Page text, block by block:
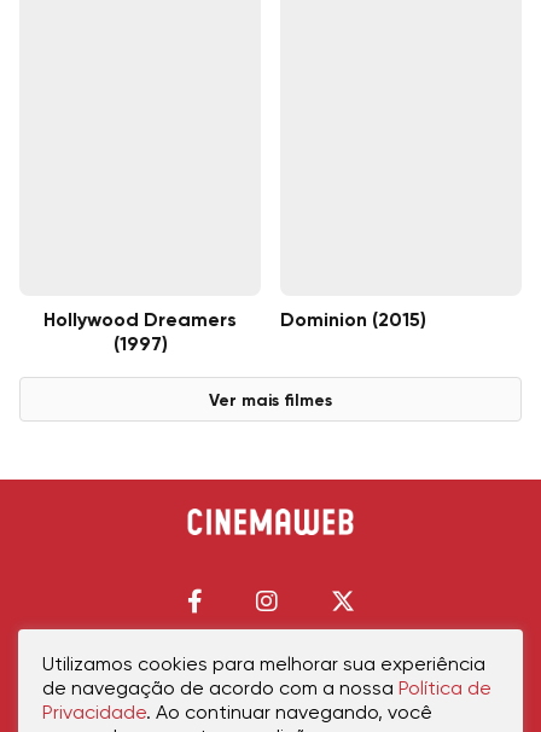
Hollywood Dreamers
(1997)
Dominion (2015)
Ver mais filmes
Início Política de PrivacidadePolítica de CookiesContatoSobre Nós
Utilizamos cookies para melhorar sua experiência
de navegação de acordo com a nossa Política de
Privacidade. Ao continuar navegando, você